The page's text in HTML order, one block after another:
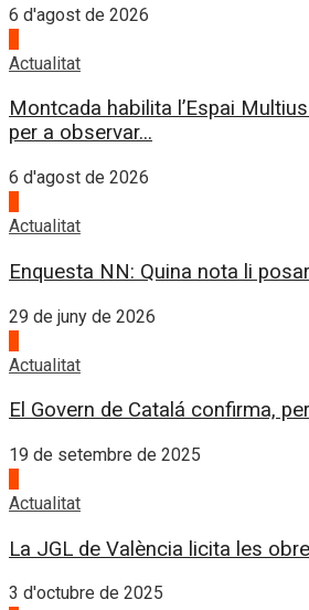
6 d'agost de 2026
Actualitat
Montcada habilita l’Espai
per a observar...
6 d'agost de 2026
Actualitat
Enquesta NN: Quina nota li
29 de juny de 2026
Actualitat
El Govern de Catalá confirma,
19 de setembre de 2025
Actualitat
La JGL de València licita les
3 d'octubre de 2025